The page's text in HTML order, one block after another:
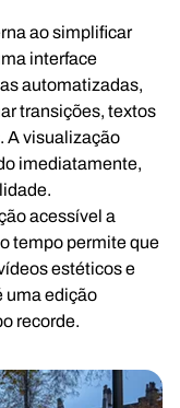
ao simplificar
interface
automatizadas,
transições, textos
A visualização
imediatamente,
acessível a
tempo permite que
estéticos e
uma edição
recorde.